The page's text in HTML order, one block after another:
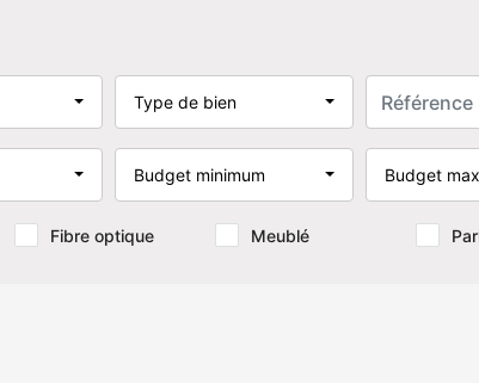
Type de bien
Budget minimum Budget
Fibre optique Meublé